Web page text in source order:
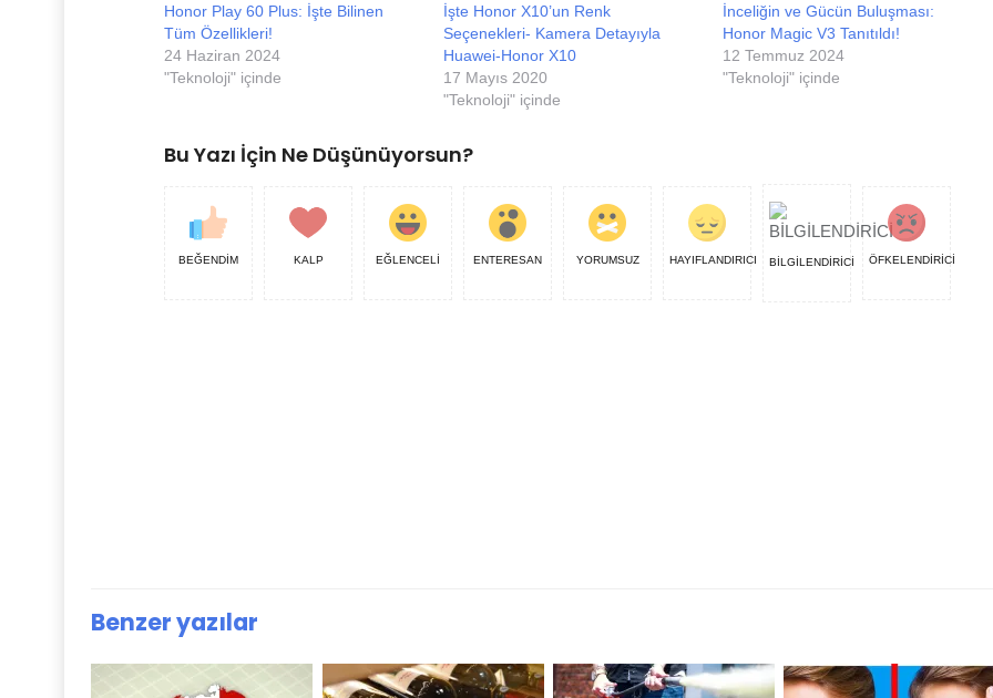
Honor Play 60 Plus: İşte Bilinen
Tüm Özellikleri!
24 Haziran 2024
"Teknoloji" içinde
İşte Honor X10’un Renk
Seçenekleri- Kamera Detayıyla
Huawei-Honor X10
17 Mayıs 2020
"Teknoloji" içinde
İnceliğin ve Gücün Buluşması:
Honor Magic V3 Tanıtıldı!
12 Temmuz 2024
"Teknoloji" içinde
Bu Yazı İçin Ne Düşünüyorsun?
BEĞENDİM KALP EĞLENCELİ ENTERESAN YORUMSUZ HAYIFLANDIRICI BİLGİLENDİRİCİ ÖFKELENDİRİCİ
Benzer yazılar